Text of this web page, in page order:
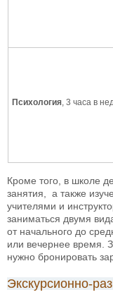
Психология , 3 часа в
Кроме того, в школе
занятия, а также
учителями и
заниматься двумя
от начального до
или вечернее время.
нужно бронировать
Экскурсионно-